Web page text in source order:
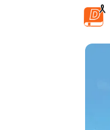
ข้ามไปยังเนื้อหาหลัก